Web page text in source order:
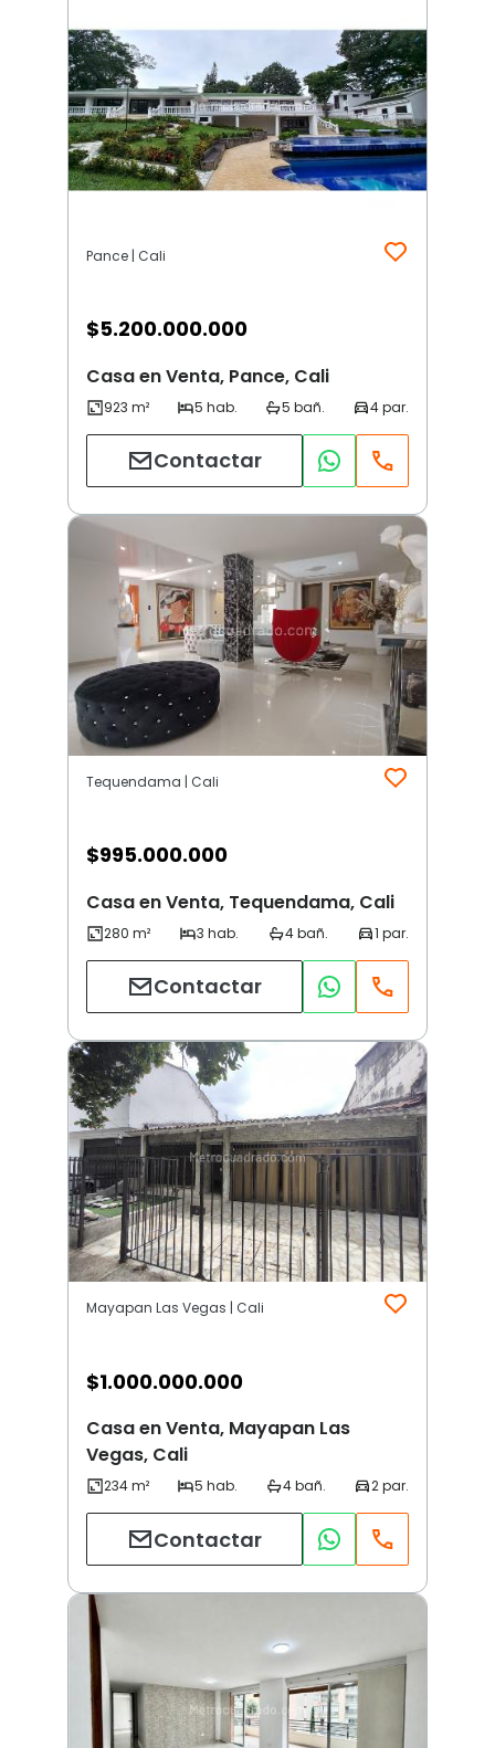
Pance | Cali
$5.200.000.000
Casa en Venta, Pance, Cali
Contactar
Tequendama | Cali
$995.000.000
Casa en Venta, Tequendama, Cali
Contactar
Mayapan Las Vegas | Cali
$1.000.000.000
Casa en Venta, Mayapan Las
Vegas, Cali
Contactar